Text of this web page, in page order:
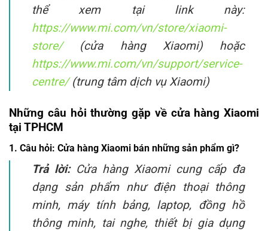
thể xem tại link này:
https://www.mi.com/vn/store/xiaomi-
store/(cửa hàng Xiaomi) hoặc
https://www.mi.com/vn/support/service-
centre/(trung tâm dịch vụ Xiaomi)
Những câu hỏi thường gặp về cửa hàng Xiaomi
tại TPHCM
1. Câu hỏi: Cửa hàng Xiaomi bán những sản phẩm gì?
Trả lời: Cửa hàng Xiaomi cung cấp đa
dạng sản phẩm như điện thoại thông
minh, máy tính bảng, laptop, đồng hồ
thông minh, tai nghe, thiết bị gia dụng